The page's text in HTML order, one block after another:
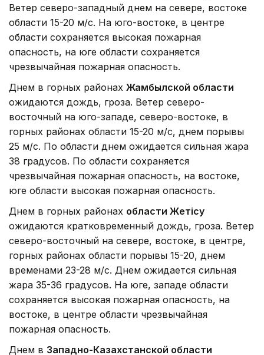
Ветер северо-западный днем на севере, востоке
области 15-20 м/с. На юго-востоке, в центре
области сохраняется высокая пожарная
опасность, на юге области сохраняется
чрезвычайная пожарная опасность.
Днем в горных районах Жамбылской области
ожидаются дождь, гроза. Ветер северо-
восточный на юго-западе, северо-востоке, в
горных районах области 15-20 м/с, днем порывы
25 м/с. По области днем ожидается сильная жара
38 градусов. По области сохраняется
чрезвычайная пожарная опасность, на востоке,
юге области высокая пожарная опасность.
Днем в горных районах области Жетісу
ожидаются кратковременный дождь, гроза. Ветер
северо-восточный на севере, востоке, в центре,
горных районах области порывы 15-20, днем
временами 23-28 м/с. Днем ожидается сильная
жара 35-36 градусов. На юге, западе области
сохраняется высокая пожарная опасность, на
востоке, в центре области чрезвычайная
пожарная опасность.
Днем в Западно-Казахстанской области